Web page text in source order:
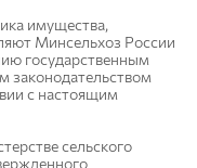
имущества,
Минсельхоз России
государственным
законодательством
с настоящим
сельского